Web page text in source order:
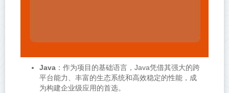
Java：作为项目的基础语言，Java凭借其强大的跨
平台能力、丰富的生态系统和高效稳定的性能，成
为构建企业级应用的首选。